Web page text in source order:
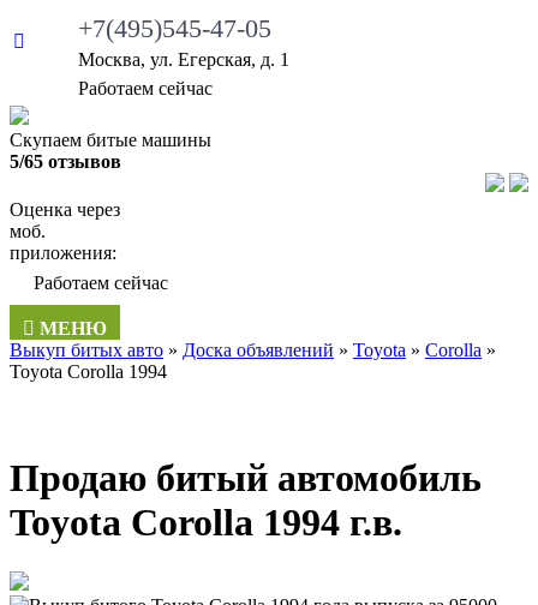
+7(495)545-47-05
Москва, ул. Егерская, д. 1
Работаем сейчас
Скупаем битые машины
5/65 отзывов
Оценка через
моб.
приложения:
Работаем сейчас
МЕНЮ
Выкуп битых авто » Доска объявлений » Toyota » Corolla »
Toyota Corolla 1994
Продаю битый автомобиль
Toyota Corolla 1994 г.в.